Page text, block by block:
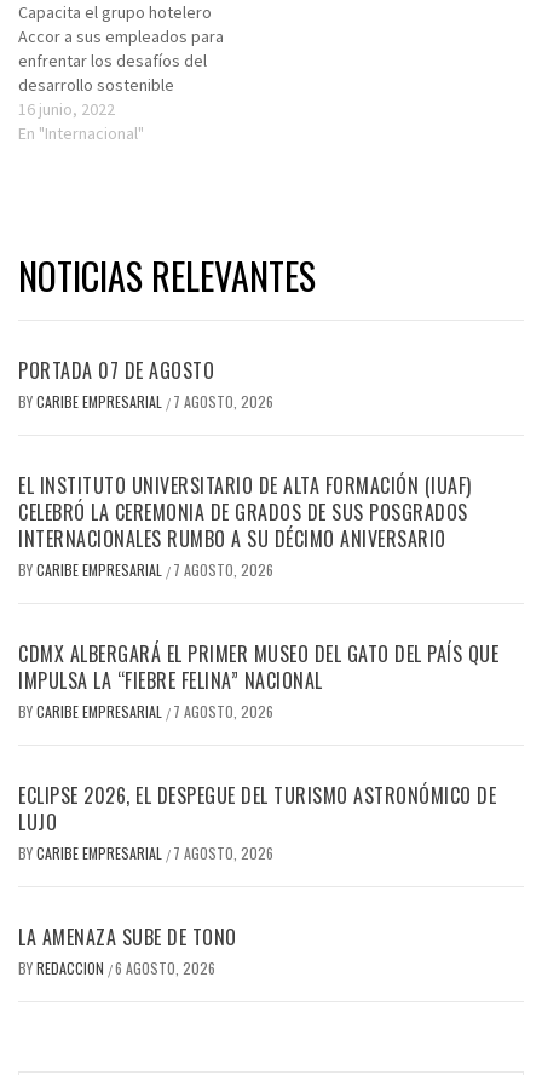
Capacita el grupo hotelero
Accor a sus empleados para
enfrentar los desafíos del
desarrollo sostenible
16 junio, 2022
En "Internacional"
NOTICIAS RELEVANTES
PORTADA 07 DE AGOSTO
BYCARIBE EMPRESARIAL / 7 AGOSTO, 2026
EL INSTITUTO UNIVERSITARIO DE ALTA FORMACIÓN (IUAF)
CELEBRÓ LA CEREMONIA DE GRADOS DE SUS POSGRADOS
INTERNACIONALES RUMBO A SU DÉCIMO ANIVERSARIO
BYCARIBE EMPRESARIAL / 7 AGOSTO, 2026
CDMX ALBERGARÁ EL PRIMER MUSEO DEL GATO DEL PAÍS QUE
IMPULSA LA “FIEBRE FELINA” NACIONAL
BYCARIBE EMPRESARIAL / 7 AGOSTO, 2026
ECLIPSE 2026, EL DESPEGUE DEL TURISMO ASTRONÓMICO DE
LUJO
BYCARIBE EMPRESARIAL / 7 AGOSTO, 2026
LA AMENAZA SUBE DE TONO
BYREDACCION /6 AGOSTO, 2026